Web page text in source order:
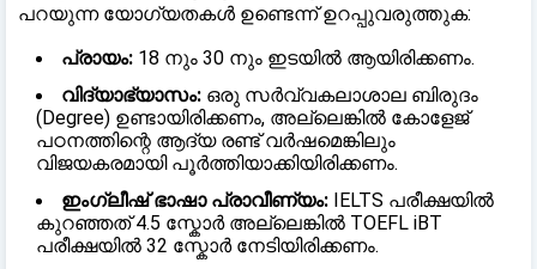
പറയുന്ന യോഗ്യതകൾ ഉണ്ടെന്ന് ഉറപ്പുവരുത്തുക:
പ്രായം: 18 നും 30 നും ഇടയിൽ ആയിരിക്കണം.
വിദ്യാഭ്യാസം: ഒരു സർവ്വകലാശാല ബിരുദം
(Degree) ഉണ്ടായിരിക്കണം, അല്ലെങ്കിൽ കോളേജ്
പഠനത്തിന്റെ ആദ്യ രണ്ട് വർഷമെങ്കിലും
വിജയകരമായി പൂർത്തിയാക്കിയിരിക്കണം.
ഇംഗ്ലീഷ് ഭാഷാ പ്രാവീണ്യം: IELTS പരീക്ഷയിൽ
കുറഞ്ഞത് 4.5 സ്കോർ അല്ലെങ്കിൽ TOEFL iBT
പരീക്ഷയിൽ 32 സ്കോർ നേടിയിരിക്കണം.